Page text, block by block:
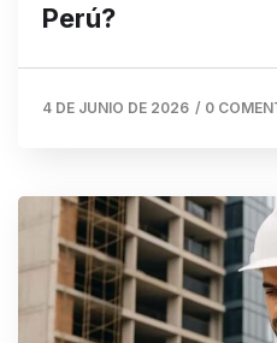
Perú?
4 DE JUNIO DE 2026 / 0